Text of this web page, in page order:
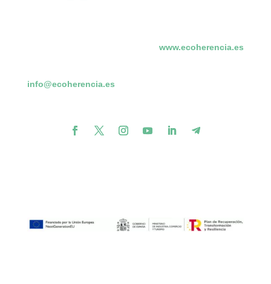
www.ecoherencia.es
info@ecoherencia.es